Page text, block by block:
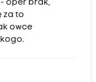
oper brak,
za to
owce